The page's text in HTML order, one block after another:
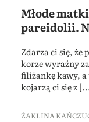
Młode
pareidolii.
Zdarza ci się, że
korze wyraźny
filiżankę kawy,
kojarzą ci się z
ŻAKLINA